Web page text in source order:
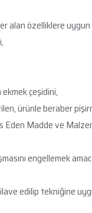
alan özelliklere uygun
çeşidini,
ürünle beraber
Madde ve
engellemek
ilave edilip tekniğine